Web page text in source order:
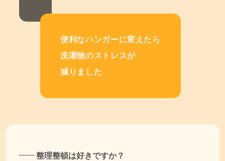
便利なハンガーに変えたら
洗濯物のストレスが
減りました
整理整頓は好きですか？